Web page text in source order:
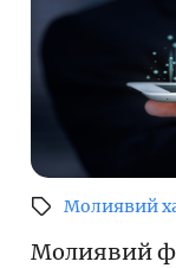
Молиявий
Молиявий